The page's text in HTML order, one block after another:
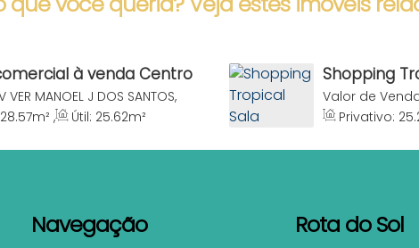
à venda Centro
SC
VER MANOEL J DOS SANTOS,
Santa Catarina, Brasil
28.57m² , Útil: 25.62m²
Shopping
Comercial
Valor de
1364, 88215-
Privativo: 25
Navegação Rota do Sol